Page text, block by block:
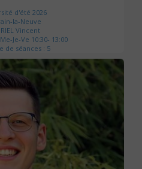
d'été 2026
la-Neuve
Vincent
Je-Ve 10:30- 13:00
de séances : 5
120 €